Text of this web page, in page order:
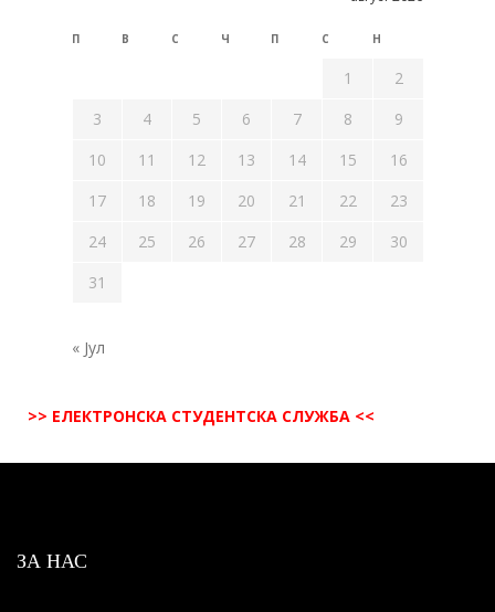
П В С Ч П С Н
1
2
3
4 5 6 7 8
9
10
11 12 13 14 15
16
17
18 19 20 21 22
23
24
25 26 27 28 29
30
31
« Јул
>> ЕЛЕКТРОНСКА СТУДЕНТСКА СЛУЖБА <<
ЗА НАС